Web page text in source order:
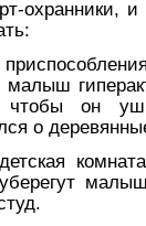
охранники,
чтобы он
о